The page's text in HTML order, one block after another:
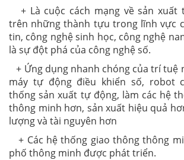
+ Là cuộc cách mạng về sản xuất
trên những thành tựu trong lĩnh vực
tin, công nghệ sinh học, công nghệ
là sự đột phá của công nghệ số.
+ Ứng dụng nhanh chóng của trí tuệ
máy tự động điều khiển số, robot
thống sản xuất tự động, làm các hệ
thông minh hơn, sản xuất hiệu quả
lượng và tài nguyên hơn
+ Các hệ thống giao thông thông
phố thông minh được phát triển.